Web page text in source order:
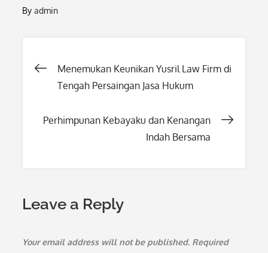
Byadmin
Post
Menemukan Keunikan Yusril Law Firm di
Tengah Persaingan Jasa Hukum
Perhimpunan Kebayaku dan Kenangan
Indah Bersama
Leave a Reply
Your email address will not be published. Required